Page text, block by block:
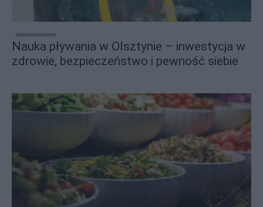
sponsorowane
Nauka pływania w Olsztynie – inwestycja w
zdrowie, bezpieczeństwo i pewność siebie